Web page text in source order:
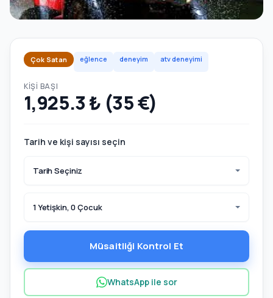
Çok Satan eğlence deneyim atv deneyimi
KIŞI BAŞI
1,925.3 ₺ (35 €)
Tarih ve kişi sayısı seçin
Tarih Seçiniz
1 Yetişkin, 0 Çocuk
Müsaitliği Kontrol Et
WhatsApp ile sor